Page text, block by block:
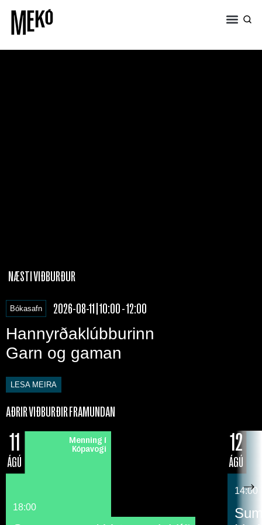
NÆSTI VIÐBURÐUR
Bókasafn 2026-08-11 | 10:00 - 12:00
Hannyrðaklúbburinn
Garn og gaman
LESA MEIRA
AÐRIR VIÐBURÐIR FRAMUNDAN
11
ÁGÚ
Menning í
Kópavogi
18:00
12
ÁGÚ
14:00